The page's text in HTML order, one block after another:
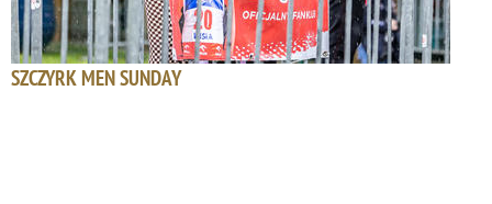
SZCZYRK MEN SUNDAY